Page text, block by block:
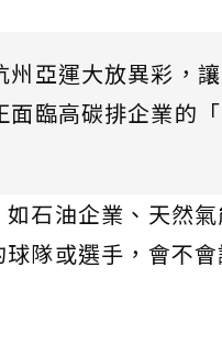
州亞運大放異彩，
面臨高碳排企業的
石油企業、天然
隊或選手，會不